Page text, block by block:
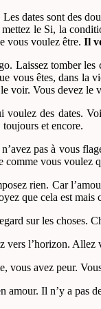
Les dates sont des
le Si, la
vous voulez être. Il
Laissez tomber
vous êtes, dans la
voir. Vous devez le
des dates.
et encore.
pas à vous
comme vous voulez
rien. Car
que cela est mais
sur les choses.
vers l’horizon. Allez
vous avez peur.
amour. Il n’y a pas